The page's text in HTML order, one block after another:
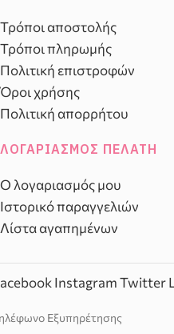
Τρόποι αποστολής
Τρόποι πληρωμής
Πολιτική επιστροφών
Όροι χρήσης
Πολιτική απορρήτου
ΛΟΓΑΡΙΑΣΜΌΣ ΠΕΛΆΤΗ
Ο λογαριασμός μου
Ιστορικό παραγγελιών
Λίστα αγαπημένων
InstagramTwitter
Εξυπηρέτησης